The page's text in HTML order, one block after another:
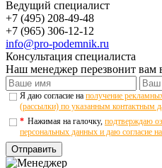
Ведущий специалист
+7 (495) 208-49-48
+7 (965) 306-12-12
info@pro-podemnik.ru
Консультация специалиста
Наш менеджер перезвонит вам
Я даю согласие на получение
(рассылки) по указанным контактным
* Нажимая на галочку, подтверждаю
персональных данных и даю согласие
Отправить